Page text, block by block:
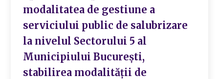
modalitatea de gestiune a
serviciului public de salubrizare
la nivelul Sectorului 5 al
Municipiului București,
stabilirea modalității de